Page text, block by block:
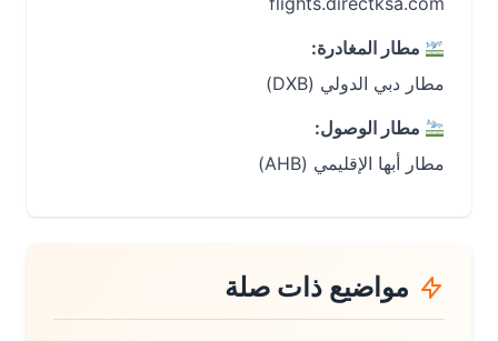
مطار المغادرة:
مطار دبي الدولي (DXB)
مطار الوصول:
مطار أبها الإقليمي (AHB)
مواضيع ذات صلة